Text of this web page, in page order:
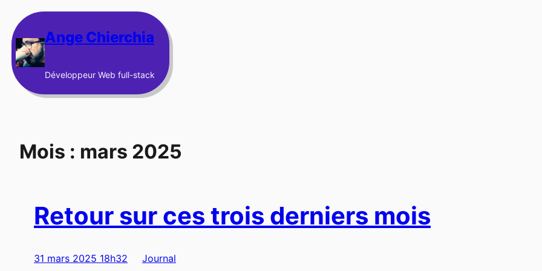
au
contenu Ange Chierchia
Développeur Web full-stack
Mois : mars 2025
Retour sur ces trois derniers mois
31 mars 2025 18h32 Journal